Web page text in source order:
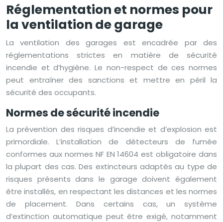
Réglementation et normes pour
la ventilation de garage
La ventilation des garages est encadrée par des
réglementations strictes en matière de sécurité
incendie et d’hygiène. Le non-respect de ces normes
peut entraîner des sanctions et mettre en péril la
sécurité des occupants.
Normes de sécurité incendie
La prévention des risques d’incendie et d’explosion est
primordiale. L’installation de détecteurs de fumée
conformes aux normes NF EN 14604 est obligatoire dans
la plupart des cas. Des extincteurs adaptés au type de
risques présents dans le garage doivent également
être installés, en respectant les distances et les normes
de placement. Dans certains cas, un système
d’extinction automatique peut être exigé, notamment